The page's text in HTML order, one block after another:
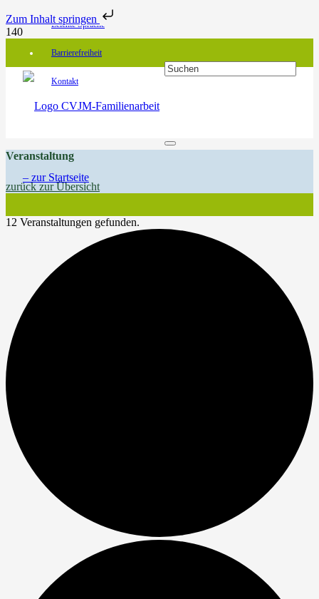
Zum Inhalt springen
Leichte Sprache
Barrierefreiheit
Kontakt
Veranstaltung
zurück zur Übersicht
12 Veranstaltungen gefunden.